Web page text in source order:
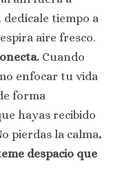
tiempo a
aire fresco.
Cuando
enfocar tu vida
forma
hayas recibido
pierdas la calma,
despacio que